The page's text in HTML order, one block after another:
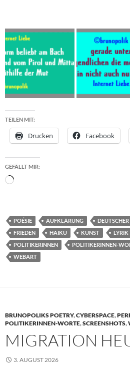
TEILEN MIT:
Drucken Facebook
GEFÄLLT MIR:
Wird
POÉSIE AUFKLÄRUNG
FRIEDEN
HAIKU KUNST LYRIK
POLITIKERINNEN
POLITIKERINNEN-
WEBART
BRUNOPOLIKS POETRY,CYBERSPACE,
POLITIKERINNEN-WORTE,SCREENSHOTS,
MIGRATION
3. AUGUST 2026